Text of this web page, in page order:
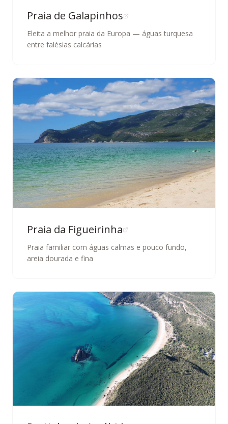
Praia de Galapinhos
Eleita a melhor praia da Europa — águas turquesa
entre falésias calcárias
Praia da Figueirinha
Praia familiar com águas calmas e pouco fundo,
areia dourada e fina